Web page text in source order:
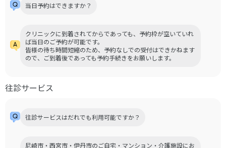
当日予約はできますか？
クリニックに到着されてからであっても、予約枠が空いていれ
ば当日のご予約が可能です。
皆様の待ち時間短縮のため、予約なしでの受付はできかねます
ので、ご到着後であっても予約手続きをお願いします。
往診サービス
往診サービスはだれでも利用可能ですか？
尼崎市・西宮市・伊丹市のご自宅・マンション・介護施設にお